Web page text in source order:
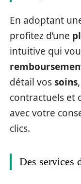
En adoptant
profitez d’une
intuitive qui
détail vossoins
contractuels et
avec votre
clics.
Des services